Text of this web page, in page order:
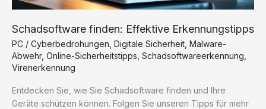
Schadsoftware finden: Effektive Erkennungstipps
PC / Cyberbedrohungen Digitale Sicherheit Malware-
Abwehr, Online-Sicherheitstipps Schadsoftwareerkennung
Virenerkennung
Entdecken Sie, wie Sie Schadsoftware finden und Ihre
Geräte schützen können. Folgen Sie unseren Tipps für mehr